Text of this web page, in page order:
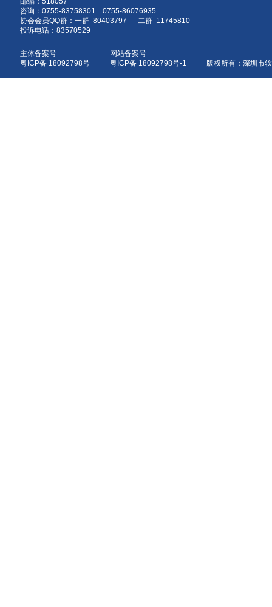
咨询：0755-83758301 0755-86076935
协会会员QQ群：一群 80403797 二群 11745810
投诉电话：83570529
主体备案号
粤ICP备 18092798号
网站备案号
粤ICP备 18092798号-1 版权所有：深圳市软